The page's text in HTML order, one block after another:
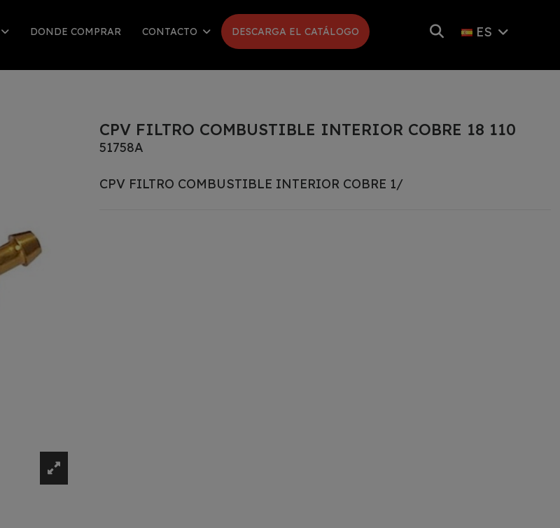
DONDE COMPRAR CONTACTO DESCARGA EL CATÁLOGO ES
CPV FILTRO COMBUSTIBLE INTERIOR COBRE 18 110
51758A
CPV FILTRO COMBUSTIBLE INTERIOR COBRE 1/